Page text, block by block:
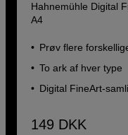
Hahnemühle Digital
A4
Prøv flere
To ark af hver type
Digital FineArt-
149 DKK